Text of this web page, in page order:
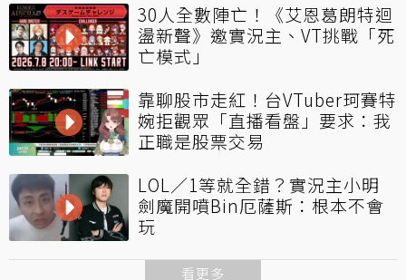
30人全數陣亡！《艾恩葛朗特迴
盪新聲》邀實況主、VT挑戰「死
亡模式」
靠聊股市走紅！台VTuber珂賽特
婉拒觀眾「直播看盤」要求：我
正職是股票交易
LOL／1等就全錯？實況主小明
劍魔開噴Bin厄薩斯：根本不會
玩
看更多